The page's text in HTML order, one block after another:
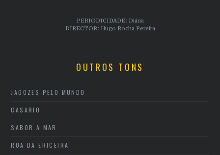
PERIODICIDADE: Diária
DIRECTOR: Hugo Rocha Pereira
OUTROS TONS
JAGOZES PELO MUNDO
CASARIO
SABOR A MAR
RUA DA ERICEIRA